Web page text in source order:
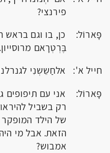
פירנצי?
פָּארוֹל: כן, בו וגם בראש
בֶּרְטְרָאם מרוסייון.
חייל א': אלחַשֵשְנִי
פָּארוֹל: אני עם תיפופים
רק בשביל
של הילד המופקר
הזאת. אבל מי
אמבוש?